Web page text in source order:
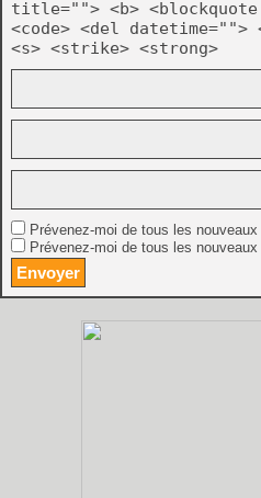
title=""> <b>
<code> <del datetime="">
<s> <strike> <strong>
Prévenez-moi de tous les
Prévenez-moi de tous les